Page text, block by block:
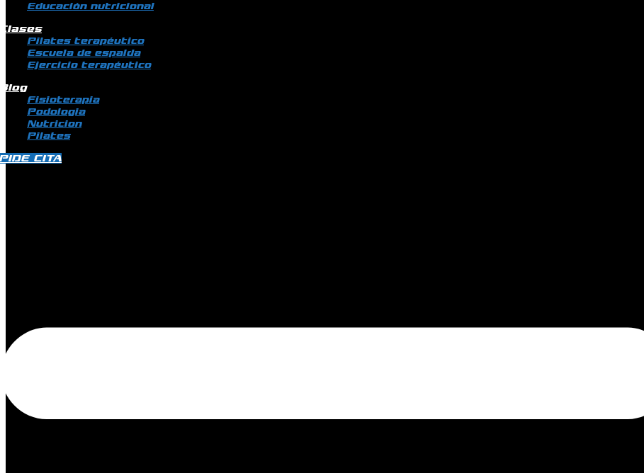
Educación nutricional
Pilates terapéutico
Escuela de espalda
Ejercicio terapéutico
Fisioterapia
Podologia
Nutricion
Pilates
CITA